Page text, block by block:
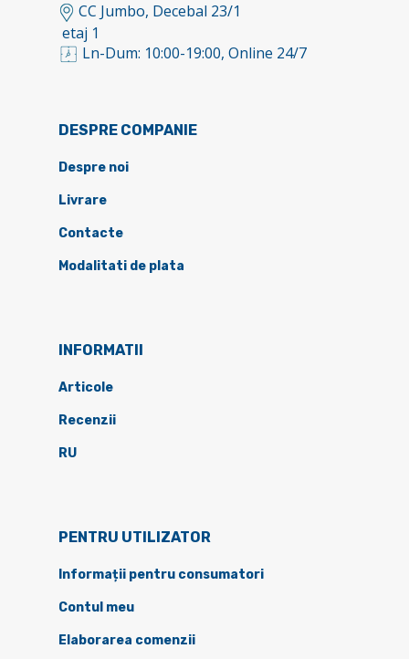
CC Jumbo, Decebal 23/1
etaj 1
Ln-Dum: 10:00-19:00, Online 24/7
DESPRE COMPANIE
Despre noi
Livrare
Contacte
Modalitati de plata
INFORMATII
Articole
Recenzii
RU
PENTRU UTILIZATOR
Informații pentru consumatori
Contul meu
Elaborarea comenzii